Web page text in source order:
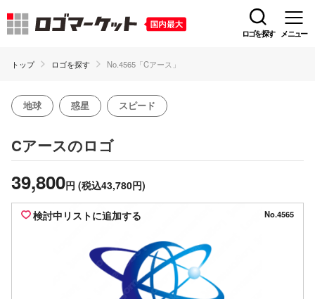
ロゴを探す メニュー
トップ ロゴを探す No.4565「Cアース」
地球 惑星 スピード
Cアースのロゴ
39,800円 (税込43,780円)
検討中リストに追加する No.4565